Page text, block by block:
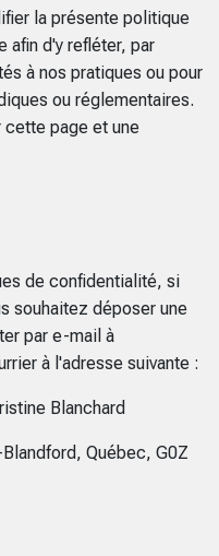
la présente politique
afin d'y refléter, par
à nos pratiques ou pour
ou réglementaires.
cette page et une
de confidentialité, si
souhaitez déposer une
par e-mail à
à l'adresse suivante :
Blanchard
Québec, G0Z